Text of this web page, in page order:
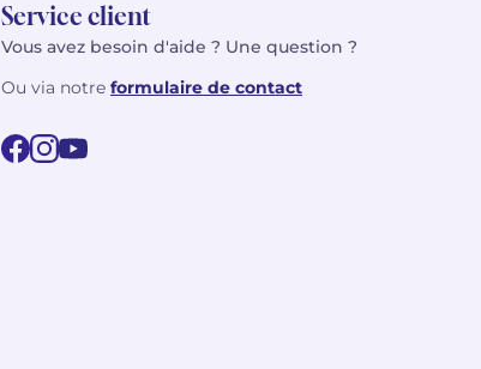
Service client
Vous avez besoin d'aide ? Une question ?
Ou via notre formulaire de contact